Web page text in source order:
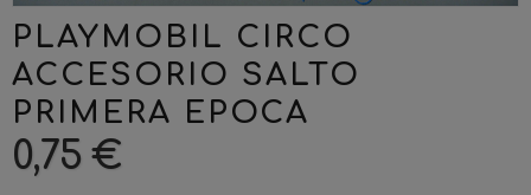
PLAYMOBIL CIRCO
ACCESORIO SALTO
PRIMERA EPOCA
0,75 €